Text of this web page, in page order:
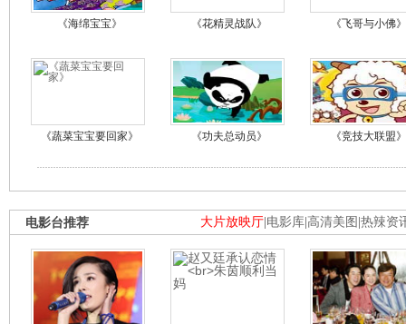
《海绵宝宝》 《花精灵战队》 《飞哥与小佛》
《蔬菜宝宝要回家》 《功夫总动员》 《竞技大联盟》
大片放映厅 电影库 高清美图 热辣资
电影台推荐